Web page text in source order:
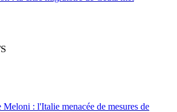
Meloni : l'Italie menacée de mesures de